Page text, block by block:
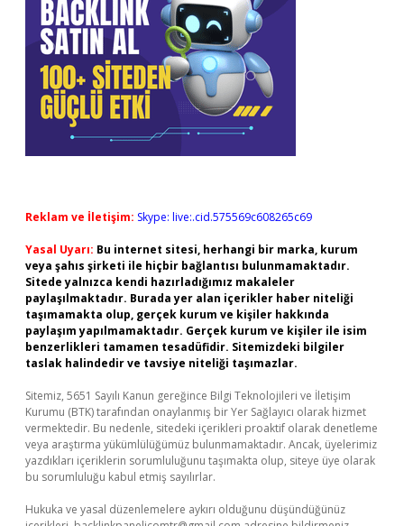
Reklam ve İletişim: Skype: live:.cid.575569c608265c69
Yasal Uyarı: Bu internet sitesi, herhangi bir marka, kurum
veya şahıs şirketi ile hiçbir bağlantısı bulunmamaktadır.
Sitede yalnızca kendi hazırladığımız makaleler
paylaşılmaktadır. Burada yer alan içerikler haber niteliği
taşımamakta olup, gerçek kurum ve kişiler hakkında
paylaşım yapılmamaktadır. Gerçek kurum ve kişiler ile isim
benzerlikleri tamamen tesadüfidir. Sitemizdeki bilgiler
taslak halindedir ve tavsiye niteliği taşımazlar.
Sitemiz, 5651 Sayılı Kanun gereğince Bilgi Teknolojileri ve İletişim
Kurumu (BTK) tarafından onaylanmış bir Yer Sağlayıcı olarak hizmet
vermektedir. Bu nedenle, sitedeki içerikleri proaktif olarak denetleme
veya araştırma yükümlülüğümüz bulunmamaktadır. Ancak, üyelerimiz
yazdıkları içeriklerin sorumluluğunu taşımakta olup, siteye üye olarak
bu sorumluluğu kabul etmiş sayılırlar.
Hukuka ve yasal düzenlemelere aykırı olduğunu düşündüğünüz